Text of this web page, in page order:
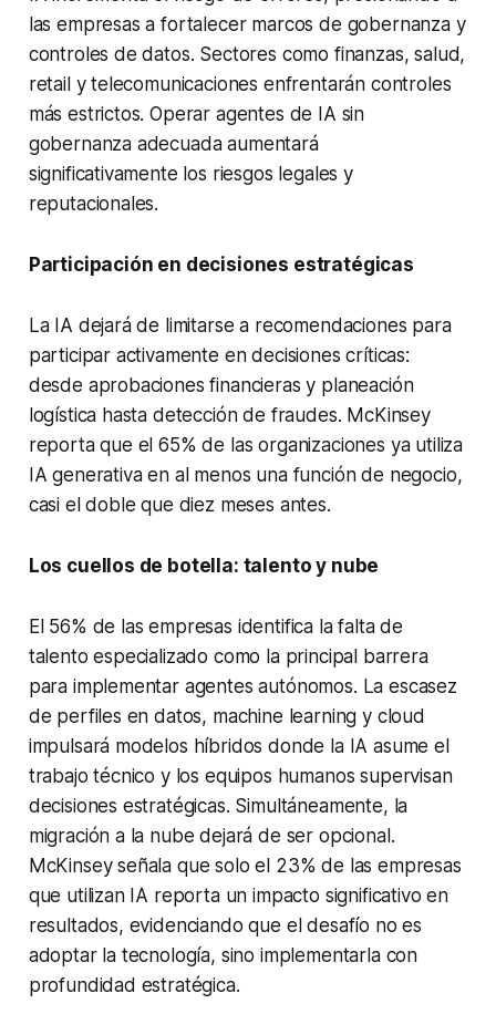
las empresas a fortalecer marcos de gobernanza y
controles de datos. Sectores como finanzas, salud,
retail y telecomunicaciones enfrentarán controles
más estrictos. Operar agentes de IA sin
gobernanza adecuada aumentará
significativamente los riesgos legales y
reputacionales.
Participación en decisiones estratégicas
La IA dejará de limitarse a recomendaciones para
participar activamente en decisiones críticas:
desde aprobaciones financieras y planeación
logística hasta detección de fraudes. McKinsey
reporta que el 65% de las organizaciones ya utiliza
IA generativa en al menos una función de negocio,
casi el doble que diez meses antes.
Los cuellos de botella: talento y nube
El 56% de las empresas identifica la falta de
talento especializado como la principal barrera
para implementar agentes autónomos. La escasez
de perfiles en datos, machine learning y cloud
impulsará modelos híbridos donde la IA asume el
trabajo técnico y los equipos humanos supervisan
decisiones estratégicas. Simultáneamente, la
migración a la nube dejará de ser opcional.
McKinsey señala que solo el 23% de las empresas
que utilizan IA reporta un impacto significativo en
resultados, evidenciando que el desafío no es
adoptar la tecnología, sino implementarla con
profundidad estratégica.